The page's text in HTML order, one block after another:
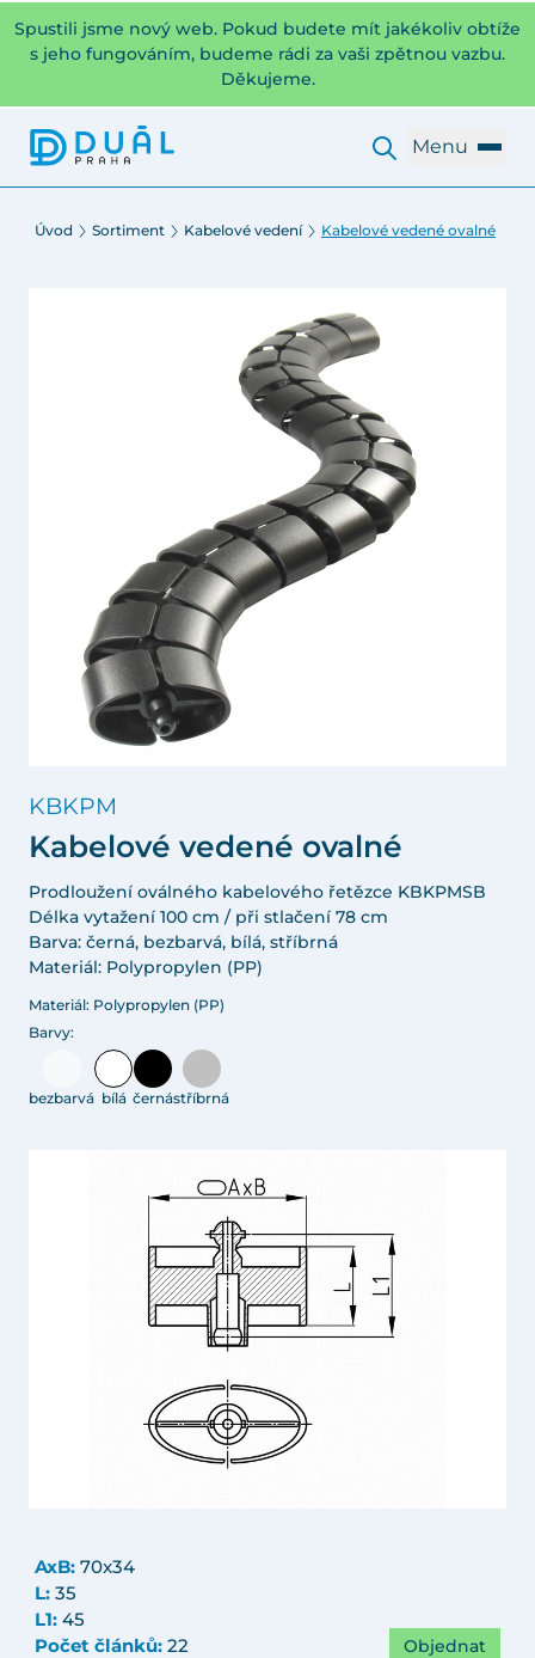
Spustili jsme nový web. Pokud budete mít jakékoliv obtíže
s jeho fungováním, budeme rádi za vaši zpětnou vazbu.
Děkujeme.
Menu
Úvod Sortiment Kabelové vedení Kabelové vedené ovalné
KBKPM
Kabelové vedené ovalné
Prodloužení oválného kabelového řetězce KBKPMSB
Délka vytažení 100 cm / při stlačení 78 cm
Barva: černá, bezbarvá, bílá, stříbrná
Materiál: Polypropylen (PP)
Materiál: Polypropylen (PP)
Barvy:
bezbarvá bílá černástříbrná
AxB: 70x34
L: 35
L1: 45
Počet článků: 22
Objednat